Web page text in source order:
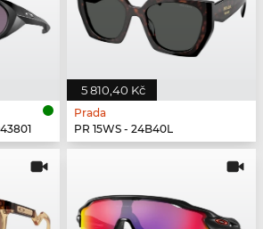
5 810,40 Kč
Prada
PR 15WS - 24B40L